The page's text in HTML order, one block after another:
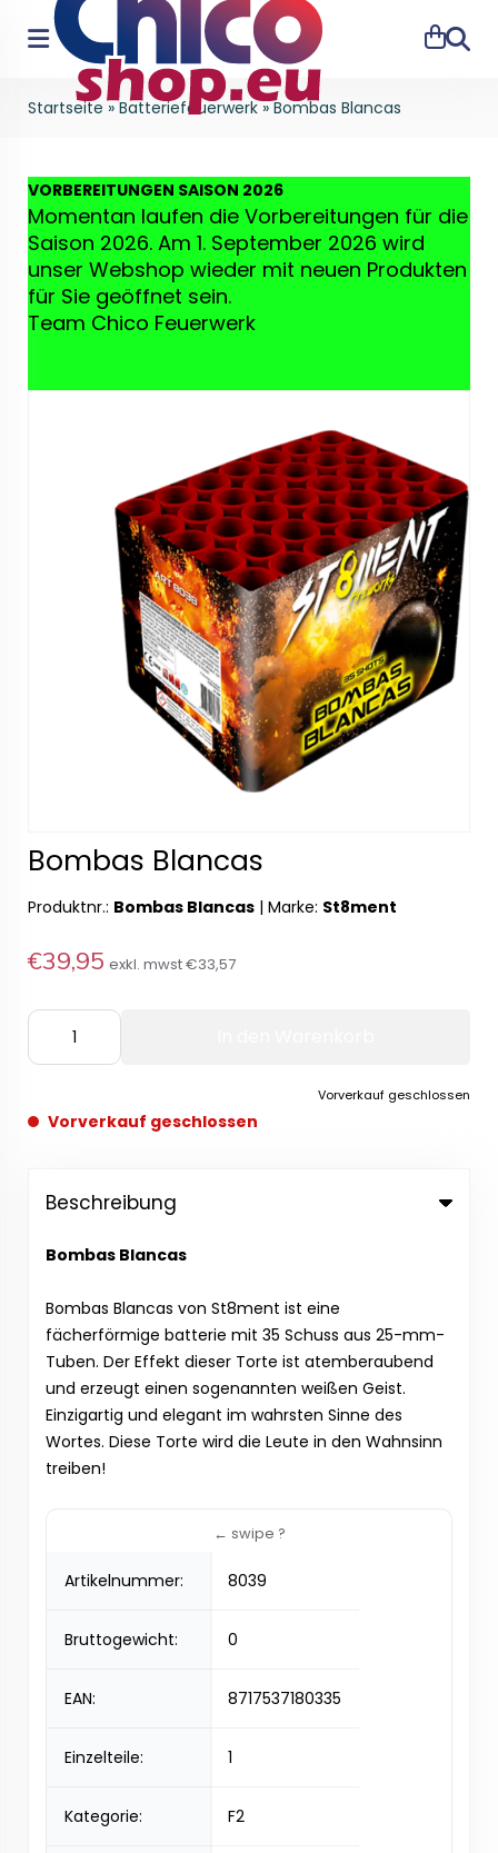
Suche
Startseite »Batteriefeuerwerk»Bombas Blancas
VORBEREITUNGEN SAISON 2026
Momentan laufen die Vorbereitungen für die
Saison 2026. Am 1. September 2026 wird
unser Webshop wieder mit neuen Produkten
für Sie geöffnet sein.
Team Chico Feuerwerk
Bombas Blancas
Produktnr.: Bombas Blancas | Marke: St8ment
€39,95 exkl. mwst€33,57
Vorverkauf geschlossen
Vorverkauf geschlossen
Beschreibung
Bombas Blancas
Bombas Blancas von St8ment ist eine
fächerförmige batterie mit 35 Schuss aus 25-mm-
Tuben. Der Effekt dieser Torte ist atemberaubend
und erzeugt einen sogenannten weißen Geist.
Einzigartig und elegant im wahrsten Sinne des
Wortes. Diese Torte wird die Leute in den Wahnsinn
treiben!
Artikelnummer: 8039
Bruttogewicht: 0
EAN: 8717537180335
Einzelteile: 1
Kategorie: F2